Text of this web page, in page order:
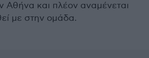
Αθήνα και πλέον αναμένεται
με στην ομάδα.